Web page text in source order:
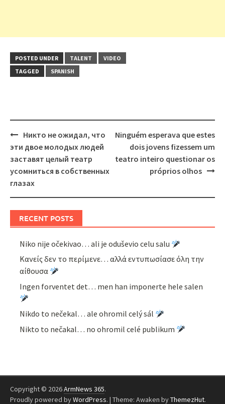
POSTED UNDER TALENT
VIDEO
TAGGED
SPANISH
Post
navigation
Никто не ожидал, что
эти двое молодых людей
заставят целый театр
усомниться в собственных
глазах
Ninguém esperava que estes
dois jovens fizessem um
teatro inteiro questionar os
próprios olhos
RECENT POSTS
Niko nije očekivao… ali je oduševio celu salu
Κανείς δεν το περίμενε… αλλά εντυπωσίασε όλη την
αίθουσα
Ingen forventet det… men han imponerte hele salen
Nikdo to nečekal… ale ohromil celý sál
Nikto to nečakal… no ohromil celé publikum
Copyright © 2026ArmNews 365.
Proudly powered byWordPress. | Theme: Awaken byThemezHut.